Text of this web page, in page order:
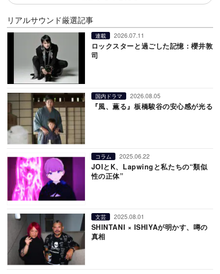
リアルサウンド厳選記事
連載 2026.07.11
ロックスターと過ごした記憶：櫻井敦
司
国内ドラマ 2026.08.05
『風、薫る』板橋駿谷の安心感が光る
コラム 2025.06.22
JOIとK、Lapwingと私たちの“類似
性の正体”
文芸 2025.08.01
SHINTANI × ISHIYAが明かす、噂の
真相